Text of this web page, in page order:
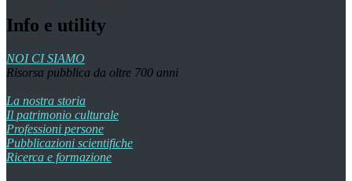
Info e utility
NOI CI SIAMO
Risorsa pubblica da oltre 700 anni
La nostra storia
Il patrimonio culturale
Professioni persone
Pubblicazioni scientifiche
Ricerca e formazione